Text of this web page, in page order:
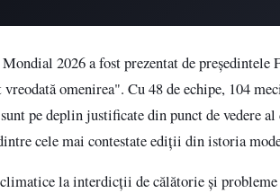
2026 a fost prezentat de
vreodată omenirea". Cu 48 de echipe, 104
pe deplin justificate din punct de vedere
cele mai contestate ediții din istoria
la interdicții de călătorie și probleme